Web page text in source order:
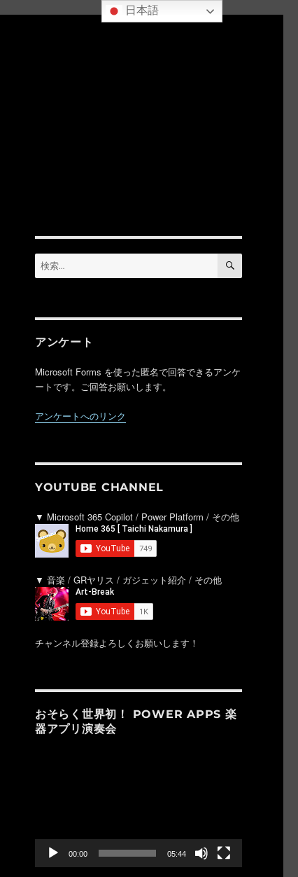
検
索:
検
アンケート
Microsoft Forms を使った匿名で回答できるアンケ
ートです。ご回答お願いします。
アンケートへのリンク
YOUTUBE CHANNEL
▼ Microsoft 365 Copilot / Power Platform / その他
▼ 音楽 / GRヤリス / ガジェット紹介 / その他
チャンネル登録よろしくお願いします！
おそらく世界初！ POWER APPS 楽
器アプリ演奏会
00:00 05:44
日本語